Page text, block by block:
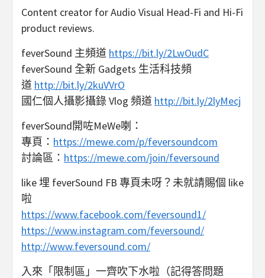
Content creator for Audio Visual Head-Fi and Hi-Fi
product reviews.
feverSound 主頻道 https://bit.ly/2LwOudC
feverSound 全新 Gadgets 生活科技頻
道 http://bit.ly/2kuVVrO
國仁個人攝影攝錄 Vlog 頻道 http://bit.ly/2lyMecj
feverSound開咗MeWe喇：
專頁： https://mewe.com/p/feversoundcom
討論區： https://mewe.com/join/feversound
like 埋 feverSound FB 專頁未呀？未就請賜個 like
啦
https://www.facebook.com/feversound1/
https://www.instagram.com/feversound/
http://www.feversound.com/
入來「限制區」一齊吹下水啦（記得答問題